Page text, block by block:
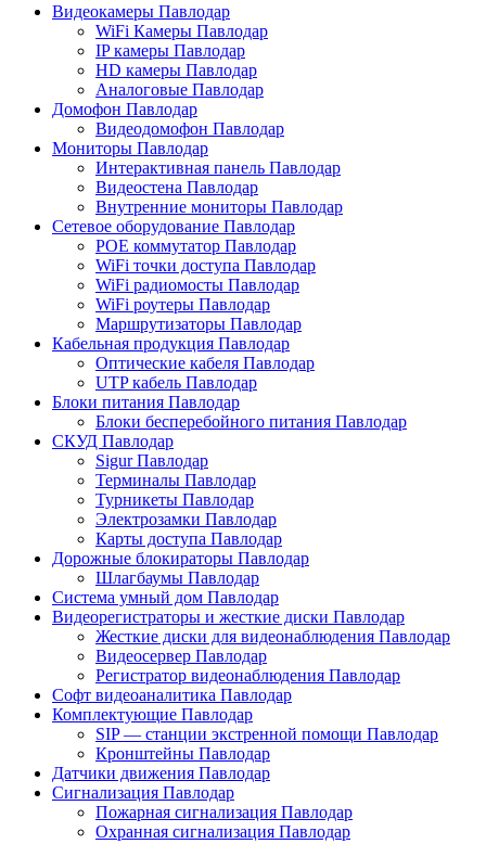
Видеокамеры Павлодар
WiFi Камеры Павлодар
IP камеры Павлодар
HD камеры Павлодар
Аналоговые Павлодар
Домофон Павлодар
Видеодомофон Павлодар
Мониторы Павлодар
Интерактивная панель Павлодар
Видеостена Павлодар
Внутренние мониторы Павлодар
Сетевое оборудование Павлодар
POE коммутатор Павлодар
WiFi точки доступа Павлодар
WiFi радиомосты Павлодар
WiFi роутеры Павлодар
Маршрутизаторы Павлодар
Кабельная продукция Павлодар
Оптические кабеля Павлодар
UTP кабель Павлодар
Блоки питания Павлодар
Блоки бесперебойного питания Павлодар
СКУД Павлодар
Sigur Павлодар
Терминалы Павлодар
Турникеты Павлодар
Электрозамки Павлодар
Карты доступа Павлодар
Дорожные блокираторы Павлодар
Шлагбаумы Павлодар
Система умный дом Павлодар
Видеорегистраторы и жесткие диски Павлодар
Жесткие диски для видеонаблюдения Павлодар
Видеосервер Павлодар
Регистратор видеонаблюдения Павлодар
Софт видеоаналитика Павлодар
Комплектующие Павлодар
SIP — станции экстренной помощи Павлодар
Кронштейны Павлодар
Датчики движения Павлодар
Сигнализация Павлодар
Пожарная сигнализация Павлодар
Охранная сигнализация Павлодар